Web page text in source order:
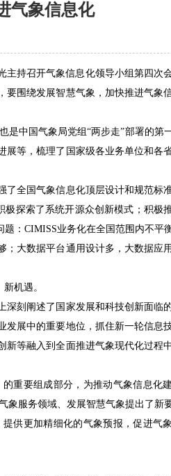
气象信息化
持召开气象信息化领导小组第四次
要围绕发展智慧气象，加快推进气象
中国气象局党组“两步走”部署的第
展等，梳理了国家级各业务单位和各
全国气象信息化顶层设计和规范标
探索了系统开源众创新模式；积极
：CIMISS业务化在全国范围内不平
大数据平台通用设计多，大数据应
机遇。
刻阐述了国家发展和科技创新面临
展中的重要地位，抓住新一轮信息
等融入到全面推进气象现代化过程
重要组成部分，为推动气象信息化
服务领域、发展智慧气象提出了新
供更加精细化的气象预报，促进气